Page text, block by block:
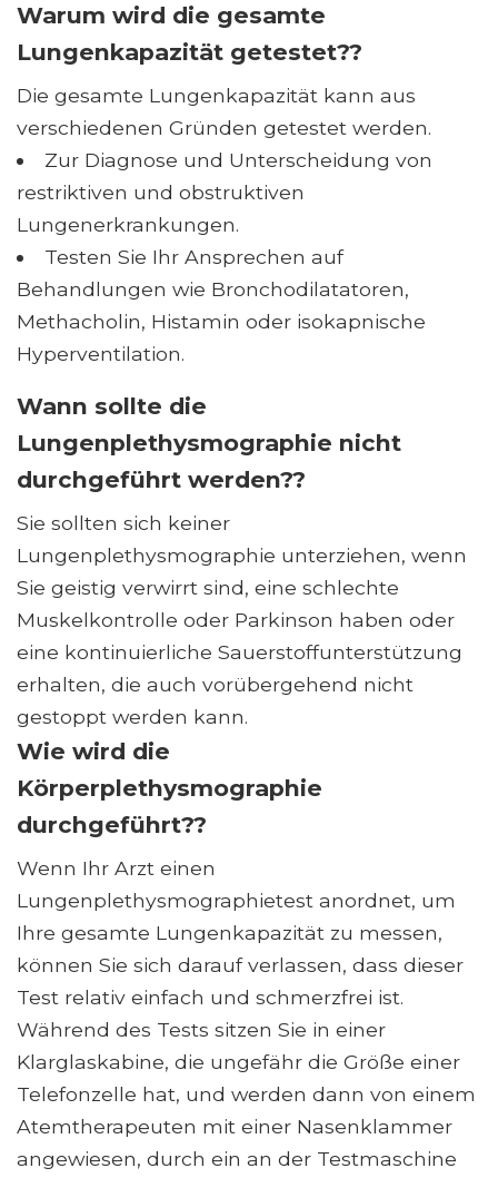
Warum wird die gesamte
Lungenkapazität getestet??
Die gesamte Lungenkapazität kann aus
verschiedenen Gründen getestet werden.
Zur Diagnose und Unterscheidung von
restriktiven und obstruktiven
Lungenerkrankungen.
Testen Sie Ihr Ansprechen auf
Behandlungen wie Bronchodilatatoren,
Methacholin, Histamin oder isokapnische
Hyperventilation.
Wann sollte die
Lungenplethysmographie nicht
durchgeführt werden??
Sie sollten sich keiner
Lungenplethysmographie unterziehen, wenn
Sie geistig verwirrt sind, eine schlechte
Muskelkontrolle oder Parkinson haben oder
eine kontinuierliche Sauerstoffunterstützung
erhalten, die auch vorübergehend nicht
gestoppt werden kann.
Wie wird die
Körperplethysmographie
durchgeführt??
Wenn Ihr Arzt einen
Lungenplethysmographietest anordnet, um
Ihre gesamte Lungenkapazität zu messen,
können Sie sich darauf verlassen, dass dieser
Test relativ einfach und schmerzfrei ist.
Während des Tests sitzen Sie in einer
Klarglaskabine, die ungefähr die Größe einer
Telefonzelle hat, und werden dann von einem
Atemtherapeuten mit einer Nasenklammer
angewiesen, durch ein an der Testmaschine